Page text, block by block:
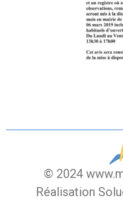
© 2024
Réalisation